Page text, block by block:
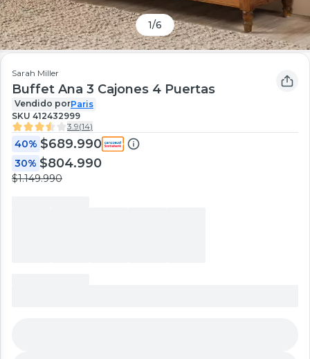
1/6
Sarah Miller
Buffet Ana 3 Cajones 4 Puertas
Vendido porParis
SKU 412432999
3.9(14)
40% $689.990
30% $804.990
$1.149.990